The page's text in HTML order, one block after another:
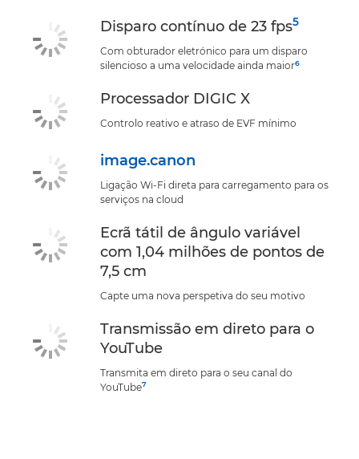
Disparo contínuo de 23 fps5
Com obturador eletrónico para um disparo
silencioso a uma velocidade ainda maior6
Processador DIGIC X
Controlo reativo e atraso de EVF mínimo
image.canon
Ligação Wi-Fi direta para carregamento para os
serviços na cloud
Ecrã tátil de ângulo variável
com 1,04 milhões de pontos de
7,5 cm
Capte uma nova perspetiva do seu motivo
Transmissão em direto para o
YouTube
Transmita em direto para o seu canal do
YouTube7